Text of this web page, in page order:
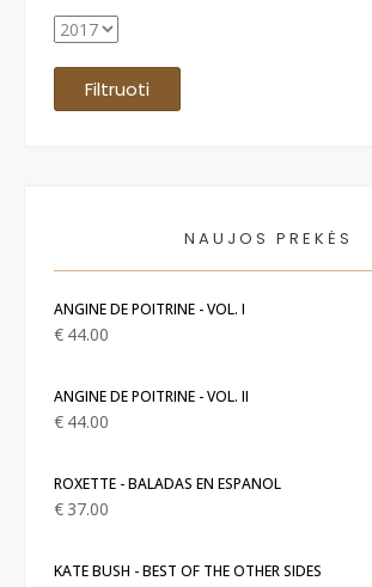
Filtruoti
NAUJOS PREKĖS
ANGINE DE POITRINE - VOL. I
€ 44.00
ANGINE DE POITRINE - VOL. II
€ 44.00
ROXETTE - BALADAS EN ESPANOL
€ 37.00
KATE BUSH - BEST OF THE OTHER SIDES